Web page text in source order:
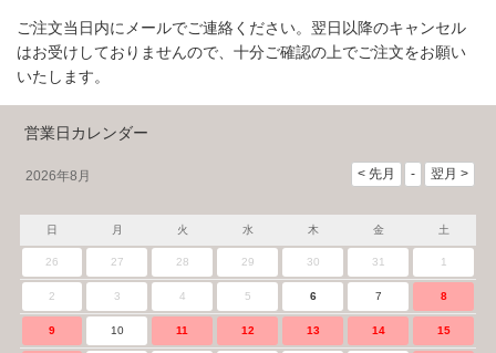
ご注文当日内にメールでご連絡ください。翌日以降のキャンセル
はお受けしておりませんので、十分ご確認の上でご注文をお願い
いたします。
営業日カレンダー
2026年8月
日 月 火 水 木 金 土
26 27 28 29 30 31 1
2 3 4 5 6 7 8
9 10 11 12 13 14 15